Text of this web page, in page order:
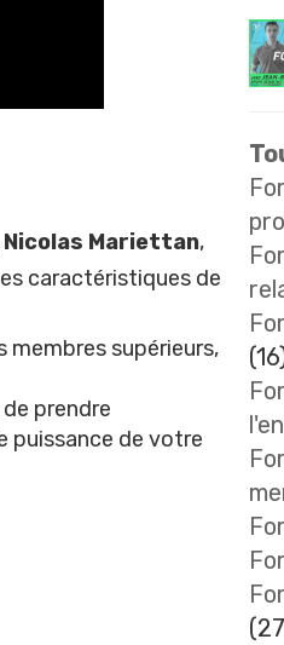
Nicolas Mariettan,
caractéristiques de
supérieurs,
prendre
puissance de votre